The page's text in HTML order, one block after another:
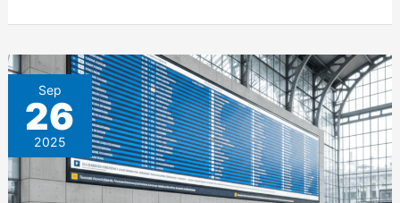
Sep
26
2025
Video
Wall
untuk
Tampilan